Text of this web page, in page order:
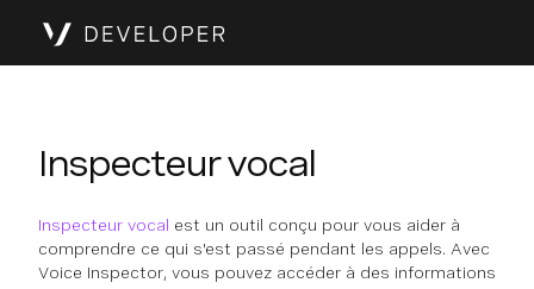
Inspecteur vocal
Inspecteur vocal est un outil conçu pour vous aider à
comprendre ce qui s'est passé pendant les appels. Avec
Voice Inspector, vous pouvez accéder à des informations